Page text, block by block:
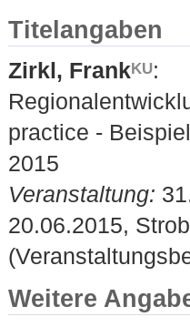
Titelangaben
Zirkl, Frank
:
practice ‐
2015
Veranstaltung:
20.06.2015,
Weitere